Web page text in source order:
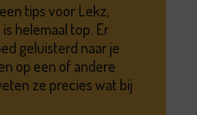
tips voor Lekz,
helemaal top. Er
geluisterd naar je
op een of andere
ze precies wat bij